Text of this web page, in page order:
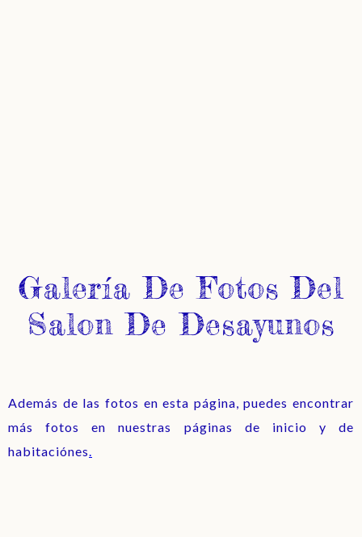
Galería De Fotos Del
Salon De Desayunos
Además de las fotos en esta página, puedes encontrar
más fotos en nuestras páginas de inicio y de
habitaciónes.